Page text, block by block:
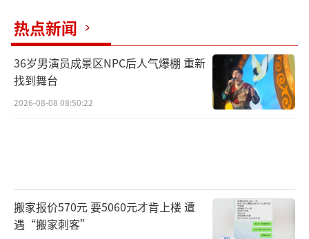
热点新闻
36岁男演员成景区NPC后人气爆棚 重新
找到舞台
2026-08-08 08:50:22
搬家报价570元 要5060元才肯上楼 遭
遇“搬家刺客”